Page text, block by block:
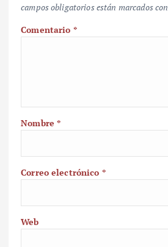
campos obligatorios están marcados con
Comentario *
Nombre*
Correo electrónico *
Web